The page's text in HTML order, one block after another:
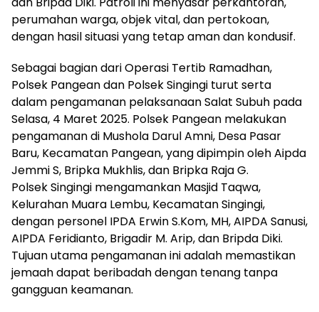
perumahan warga, objek vital, dan pertokoan,
dengan hasil situasi yang tetap aman dan kondusif.
Sebagai bagian dari Operasi Tertib Ramadhan,
Polsek Pangean dan Polsek Singingi turut serta
dalam pengamanan pelaksanaan Salat Subuh pada
Selasa, 4 Maret 2025. Polsek Pangean melakukan
pengamanan di Mushola Darul Amni, Desa Pasar
Baru, Kecamatan Pangean, yang dipimpin oleh Aipda
Jemmi S, Bripka Mukhlis, dan Bripka Raja G.
Polsek Singingi mengamankan Masjid Taqwa,
Kelurahan Muara Lembu, Kecamatan Singingi,
dengan personel IPDA Erwin S.Kom, MH, AIPDA Sanusi,
AIPDA Feridianto, Brigadir M. Arip, dan Bripda Diki.
Tujuan utama pengamanan ini adalah memastikan
jemaah dapat beribadah dengan tenang tanpa
gangguan keamanan.